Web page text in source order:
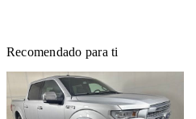
Recomendado para ti